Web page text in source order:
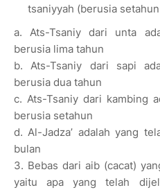
tsaniyyah (berusia
a. Ats-Tsaniy dari unta
berusia lima tahun
b. Ats-Tsaniy dari sapi
berusia dua tahun
c. Ats-Tsaniy dari kambing
berusia setahun
d. Al-Jadza’ adalah yang
bulan
3. Bebas dari aib (cacat)
yaitu apa yang telah